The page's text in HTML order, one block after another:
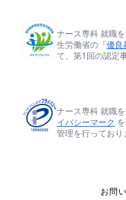
ナース専科 就職
生労働省の「優良
て、第1回の認定
ナース専科 就職
イバシーマーク
管理を行っており
お問